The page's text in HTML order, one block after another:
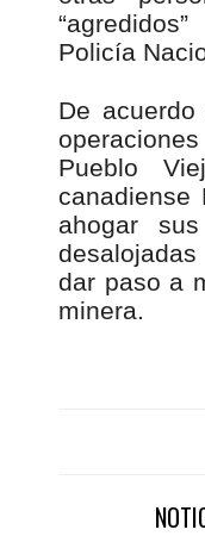
Policía
De
Pueblo
canadiense
ahogar
dar paso a
minera.